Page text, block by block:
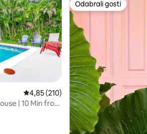
Prosječna ocjena: 4,85/5, recenzija:
4,85 (210)
| 10 Min from
Odabrali gosti
Odabrali gosti